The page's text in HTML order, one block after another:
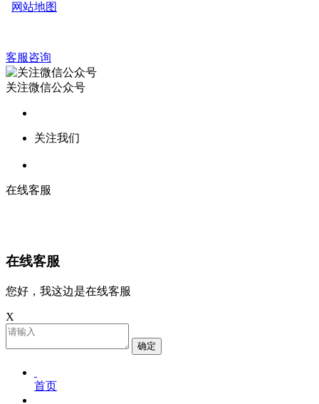
网站地图
客服咨询
关注微信公众号
关注我们
在线客服
在线客服
您好，我这边是在线客服
X
确定
首页